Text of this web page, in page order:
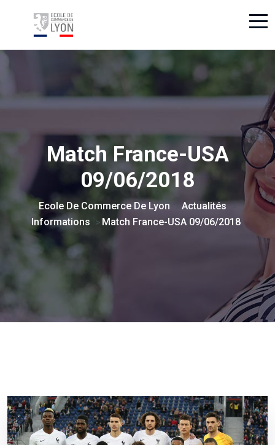
Match France-USA
09/06/2018
Ecole De Commerce De Lyon Actualités
Informations > Match France-USA 09/06/2018